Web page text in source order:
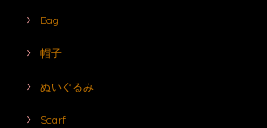
Bag
帽子
ぬいぐるみ
Scarf